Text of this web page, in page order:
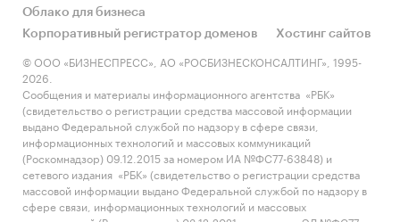
Облако для бизнеса
Корпоративный регистратор доменов
Хостинг сайтов
© ООО «БИЗНЕСПРЕСС», АО «РОСБИЗНЕСКОНСАЛТИНГ», 1995-
2026.
Сообщения и материалы информационного агентства «РБК»
(свидетельство о регистрации средства массовой информации
выдано Федеральной службой по надзору в сфере связи,
информационных технологий и массовых коммуникаций
(Роскомнадзор) 09.12.2015 за номером ИА №ФС77-63848) и
сетевого издания «РБК» (свидетельство о регистрации средства
массовой информации выдано Федеральной службой по надзору в
сфере связи, информационных технологий и массовых